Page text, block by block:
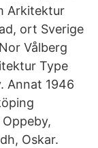
Arkitektur
ort Sverige
Vålberg
Type
Annat 1946
Oskar.